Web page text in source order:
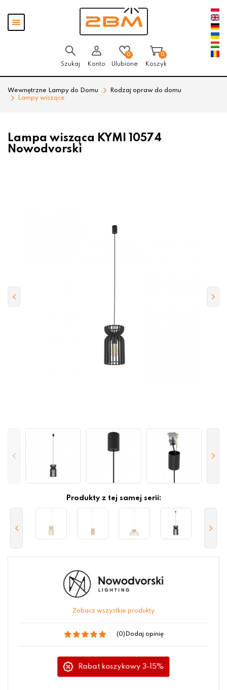
Pokaż
menu
Szukaj Konto
0
Ulubione
0
Koszyk
Wewnętrzne Lampy do Domu
Rodzaj opraw do domu
Lampy wiszące
Lampa wisząca KYMI 10574
Nowodvorski
Produkty z tej samej serii:
Zobacz wszystkie produkty
(0) Dodaj opinię
Rabat koszykowy 3-15%